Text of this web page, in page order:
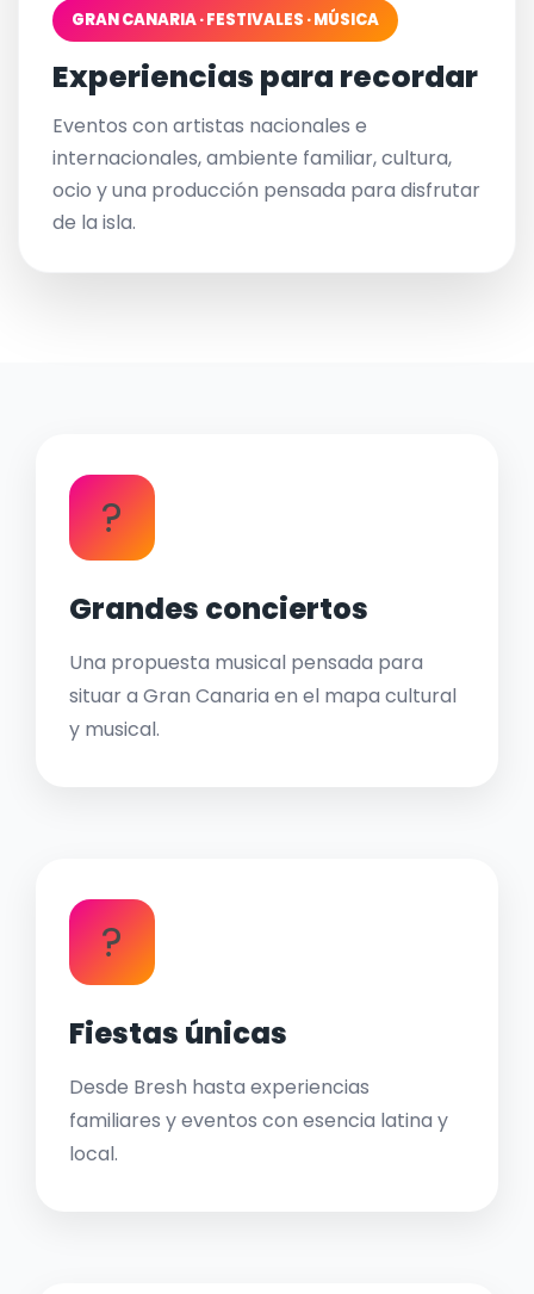
GRAN CANARIA · FESTIVALES · MÚSICA
Experiencias para recordar
Eventos con artistas nacionales e
internacionales, ambiente familiar, cultura,
ocio y una producción pensada para disfrutar
de la isla.
?
Grandes conciertos
Una propuesta musical pensada para
situar a Gran Canaria en el mapa cultural
y musical.
?
Fiestas únicas
Desde Bresh hasta experiencias
familiares y eventos con esencia latina y
local.